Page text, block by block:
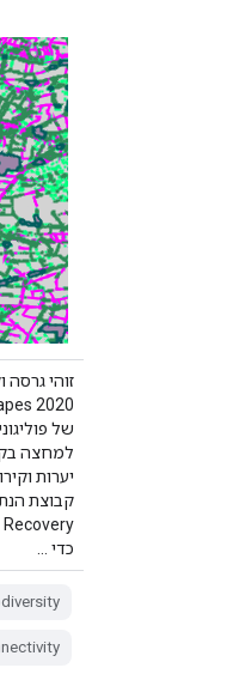
זוהי
של
למחצה
יערות
כדי …